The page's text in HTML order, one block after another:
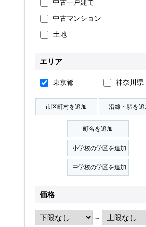
ープ新卒採用
お気に入り物件
物件閲覧履歴
検索履歴
中古一戸建て
中古マンション
土地
エリア
東京都 神奈川県
価格
～